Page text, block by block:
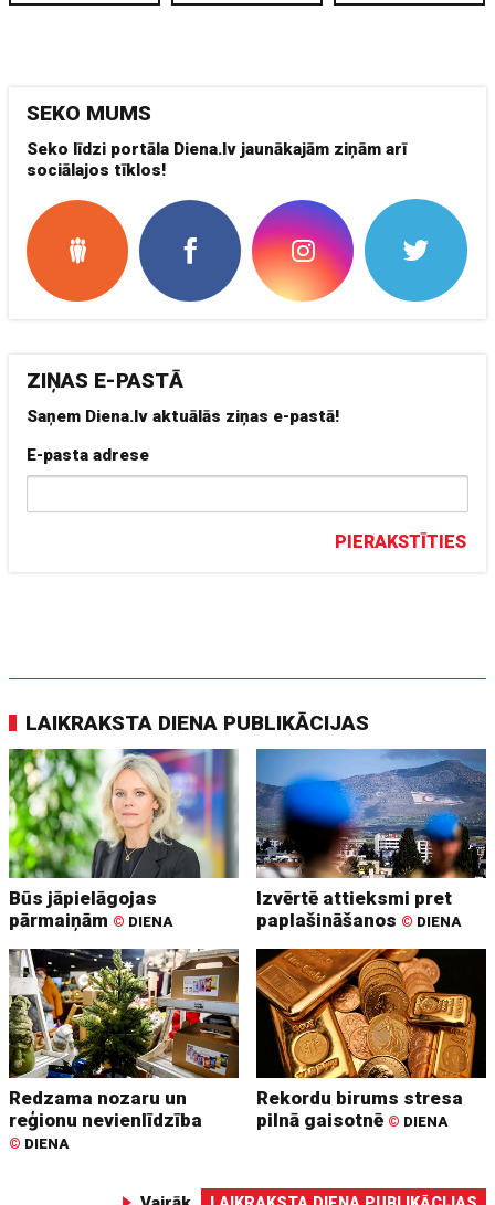
SEKO MUMS
Seko līdzi portāla Diena.lv jaunākajām ziņām arī
sociālajos tīklos!
ZIŅAS E-PASTĀ
Saņem Diena.lv aktuālās ziņas e-pastā!
E-pasta adrese
PIERAKSTĪTIES
LAIKRAKSTA DIENA PUBLIKĀCIJAS
Būs jāpielāgojas
pārmaiņām © DIENA
Izvērtē attieksmi pret
paplašināšanos © DIENA
Redzama nozaru un
reģionu nevienlīdzība
© DIENA
Rekordu birums stresa
pilnā gaisotnē © DIENA